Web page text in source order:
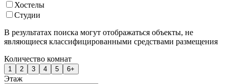
Хостелы
Студии
В результатах поиска могут отображаться объекты, не
являющиеся классифицированными средствами размещения
Количество комнат
1 2 3 4 5 6+
Этаж